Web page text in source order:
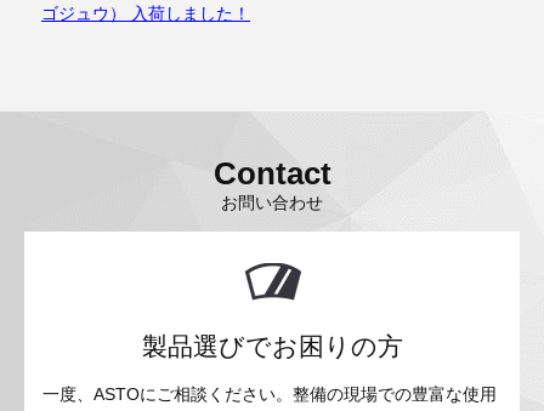
ゴジュウ） 入荷しました！
Contact
お問い合わせ
製品選びでお困りの方
一度、ASTOにご相談ください。整備の現場での豊富な使用